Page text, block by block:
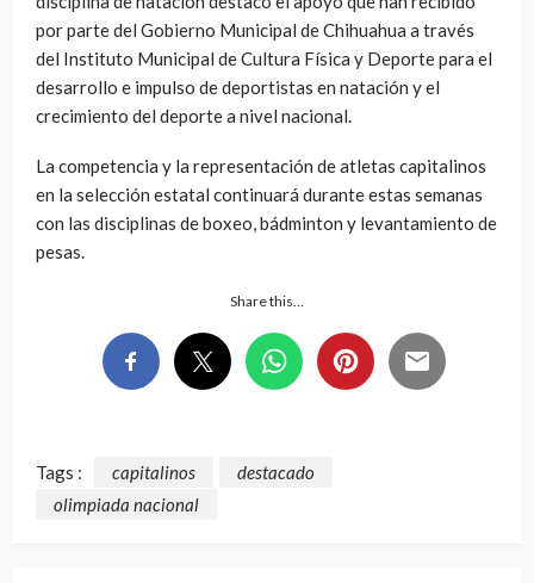
por parte del Gobierno Municipal de Chihuahua a través
del Instituto Municipal de Cultura Física y Deporte para el
desarrollo e impulso de deportistas en natación y el
crecimiento del deporte a nivel nacional.
La competencia y la representación de atletas capitalinos
en la selección estatal continuará durante estas semanas
con las disciplinas de boxeo, bádminton y levantamiento de
pesas.
Share this…
Tags : capitalinos
destacado
olimpiada nacional